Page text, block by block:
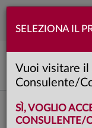
SELEZIONA IL
Vuoi visitare
Consulente/
SÌ, VOGLIO
CONSULENTE/
3 minuti